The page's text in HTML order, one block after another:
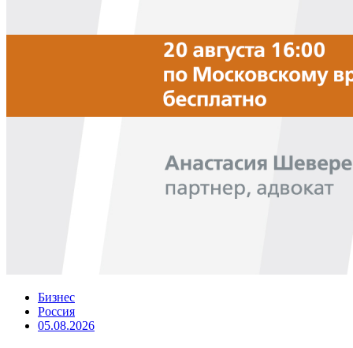
Бизнес
Россия
05.08.2026